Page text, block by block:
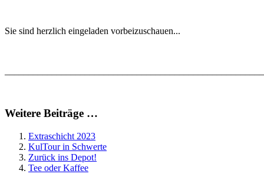
Sie sind herzlich eingeladen vorbeizuschauen...
Weitere Beiträge …
Extraschicht 2023
KulTour in Schwerte
Zurück ins Depot!
Tee oder Kaffee